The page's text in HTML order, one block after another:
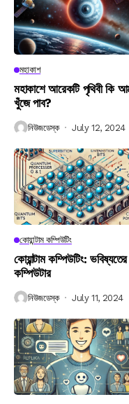
মহাকাশ
মহাকাশে আরেকটি পৃথিবী কি
খুঁজে পাব?
নিউজডেস্ক July 12, 2024
কোয়ান্টাম কম্পিউটিং
কোয়ান্টাম কম্পিউটিং: ভবিষ্যতের
কম্পিউটার
নিউজডেস্ক July 11, 2024